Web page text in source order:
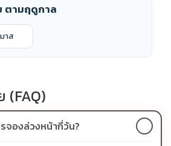
ตามฤดูกาล
าส
(FAQ)
จองล่วงหน้ากี่วัน?